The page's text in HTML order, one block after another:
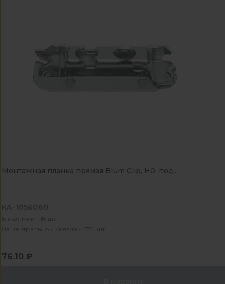
Монтажная планка прямая Blum Clip, Н0, под...
КА-1056060
В наличии - 18 шт
На центральном складе - 1774 шт
76.10 ₽